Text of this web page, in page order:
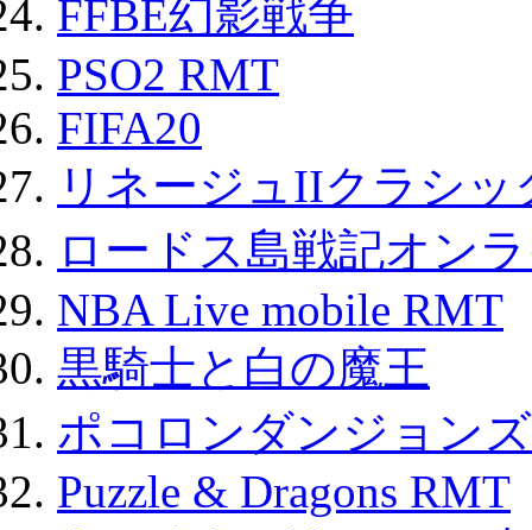
FFBE幻影戦争
PSO2 RMT
FIFA20
リネージュIIクラシ
ロードス島戦記オン
NBA Live mobile RMT
黒騎士と白の魔王
ポコロンダンジョン
Puzzle & Dragons RMT